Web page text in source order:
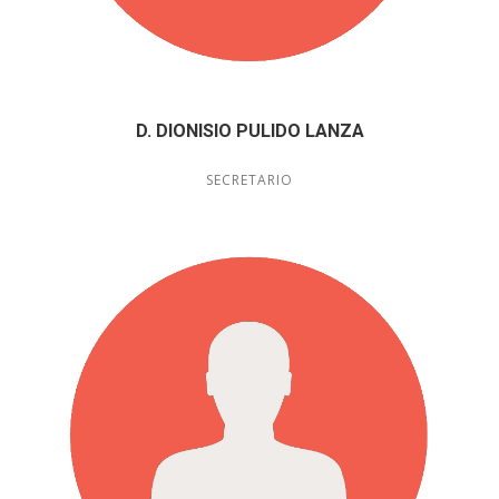
D. DIONISIO PULIDO LANZA
SECRETARIO